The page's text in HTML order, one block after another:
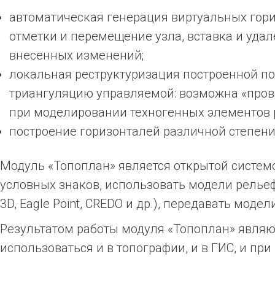
автоматическая генерация виртуальных
отметки и перемещение узла, вставка и
внесенных изменений;
локальная реструктуризация построенной
триангуляцию управляемой: возможна
при моделировании техногенных элементов
построение горизонталей различной
Модуль «Топоплан» является открытой
условных знаков, использовать модели
3D, Eagle Point, CREDO и др.), передавать
Результатом работы модуля «Топоплан»
использоваться и в топографии, и в ГИС, и